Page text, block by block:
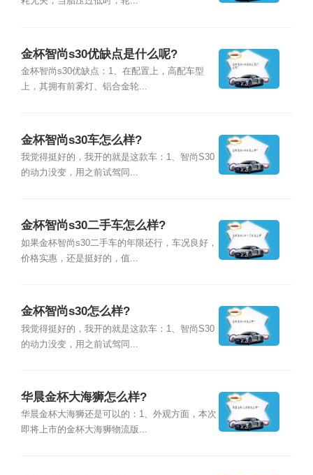
金杯智尚s30优缺点是什么呢?
金杯智尚s30优缺点：1、在配置上，高配车型
上，其拥有前雾灯、铝合金轮...
金杯智尚s30车怎么样?
我觉得挺好的，我开的就是这款车：1、智尚S30
的动力没变，用之前试驾同...
金杯智尚s30二手车怎么样?
如果金杯智尚s30二手车的年限还行，车况良好，
价格实惠，还是挺好的，值...
金杯智尚s30怎么样?
我觉得挺好的，我开的就是这款车：1、智尚S30
的动力没变，用之前试驾同...
华晨金杯大海狮怎么样?
华晨金杯大海狮还是可以的：1、外观方面，本次
即将上市的金杯大海狮物流版...